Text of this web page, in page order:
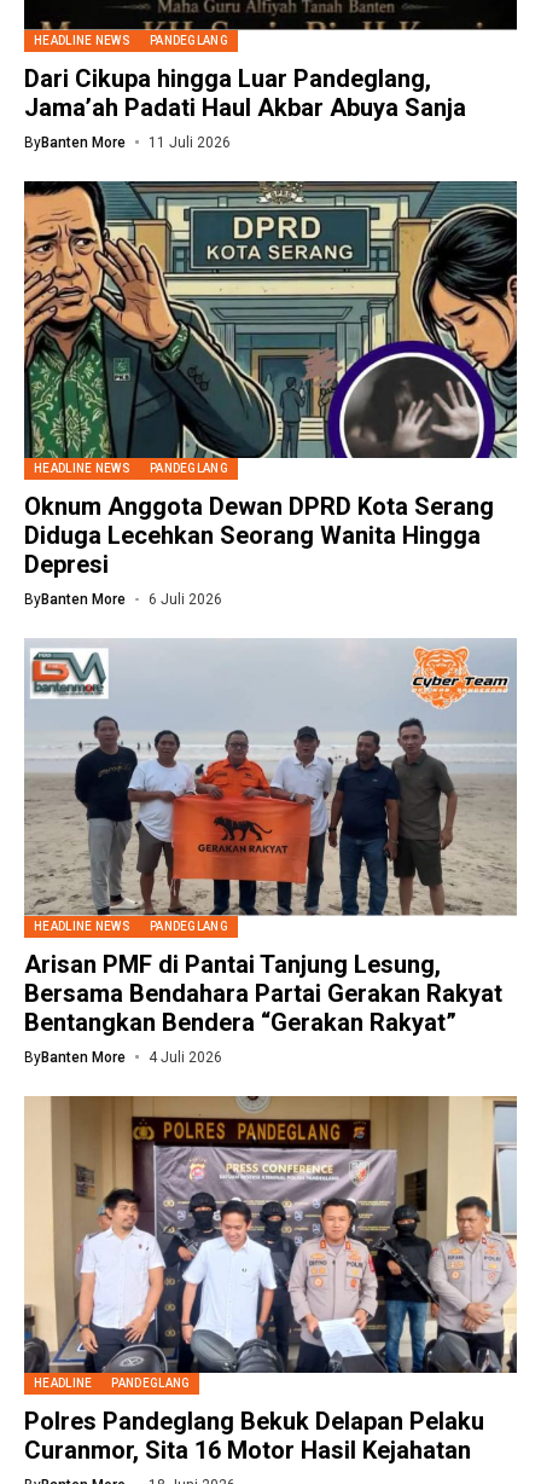
HEADLINE NEWS PANDEGLANG
Dari Cikupa hingga Luar Pandeglang,
Jama’ah Padati Haul Akbar Abuya Sanja
ByBanten More 11 Juli 2026
HEADLINE NEWS PANDEGLANG
Oknum Anggota Dewan DPRD Kota Serang
Diduga Lecehkan Seorang Wanita Hingga
Depresi
ByBanten More 6 Juli 2026
HEADLINE NEWS PANDEGLANG
Arisan PMF di Pantai Tanjung Lesung,
Bersama Bendahara Partai Gerakan Rakyat
Bentangkan Bendera “Gerakan Rakyat”
ByBanten More 4 Juli 2026
HEADLINE PANDEGLANG
Polres Pandeglang Bekuk Delapan Pelaku
Curanmor, Sita 16 Motor Hasil Kejahatan